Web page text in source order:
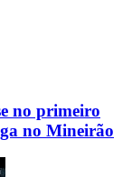
no primeiro
no Mineirão